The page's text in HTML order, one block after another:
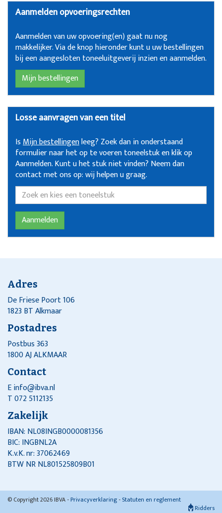
Aanmelden opvoeringsrechten
Aanmelden van uw opvoering(en) gaat nu nog
makkelijker. Via de knop hieronder kunt u uw bestellingen
bij een aangesloten toneeluitgeverij inzien en aanmelden.
Mijn bestellingen
Losse aanvragen van een titel
IsMijn bestellingenleeg? Zoek dan in onderstaand
formulier naar het op te voeren toneelstuk en klik op
Aanmelden. Kunt u het stuk niet vinden? Neem dan
contact met ons op: wij helpen u graag.
Adres
De Friese Poort 106
1823 BT Alkmaar
Postadres
Postbus 363
1800 AJ ALKMAAR
Contact
Einfo@ibva.nl
T 072 5112135
Zakelijk
IBAN: NL08INGB0000081356
BIC: INGBNL2A
K.v.K. nr: 37062469
BTW NR NL801525809B01
© Copyright 2026 IBVA -Privacyverklaring - Statuten en reglement
Ridders